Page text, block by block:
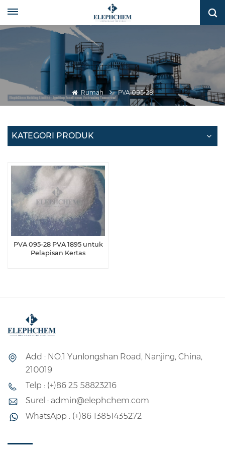
Rumah PVA 095-28
KATEGORI PRODUK
PVA 095-28 PVA 1895 untuk
Pelapisan Kertas
Add : NO.1 Yunlongshan Road, Nanjing, China,
210019
Telp : (+)86 25 58823216
Surel : admin@elephchem.com
WhatsApp : (+)86 13851435272